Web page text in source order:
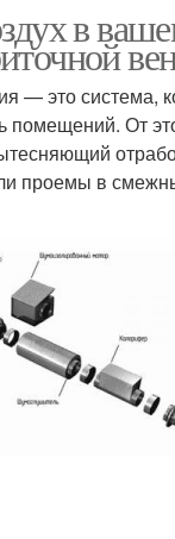
в
— это система,
помещений. От
проемы в